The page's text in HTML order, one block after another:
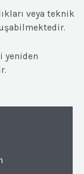
veya teknik
yeniden